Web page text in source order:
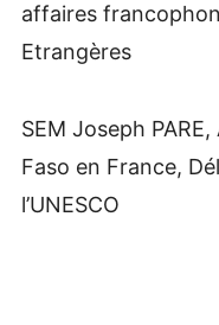
affaires
Etrangères
SEM Joseph
Faso en France,
l’UNESCO